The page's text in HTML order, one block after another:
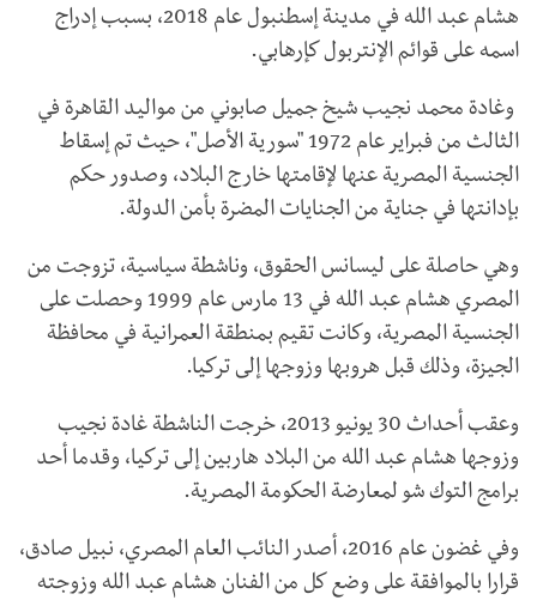
هشام عبد الله في مدينة إسطنبول عام 2018، بسبب إدراج
اسمه على قوائم الإنتربول كإرهابي.
وغادة محمد نجيب شيخ جميل صابوني من مواليد القاهرة في
الثالث من فبراير عام 1972 "سورية الأصل"، حيث تم إسقاط
الجنسية المصرية عنها لإقامتها خارج البلاد، وصدور حكم
بإدانتها في جناية من الجنايات المضرة بأمن الدولة.
وهي حاصلة على ليسانس الحقوق، وناشطة سياسية، تزوجت من
المصري هشام عبد الله في 13 مارس عام 1999 وحصلت على
الجنسية المصرية، وكانت تقيم بمنطقة العمرانية في محافظة
الجيزة، وذلك قبل هروبها وزوجها إلى تركيا.
وعقب أحداث 30 يونيو 2013، خرجت الناشطة غادة نجيب
وزوجها هشام عبد الله من البلاد هاربين إلى تركيا، وقدما أحد
برامج التوك شو لمعارضة الحكومة المصرية.
وفي غضون عام 2016، أصدر النائب العام المصري، نبيل صادق،
قرارا بالموافقة على وضع كل من الفنان هشام عبد الله وزوجته